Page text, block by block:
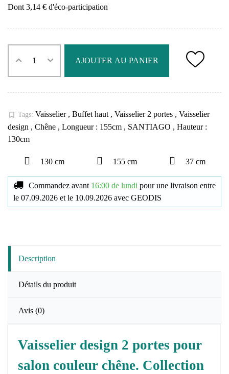
Dont 3,14 € d'éco-participation
AJOUTER AU PANIER
bookmark_border Tags: Vaisselier , Buffet haut , Vaisselier 2 portes , Vaisselier
design , Chêne , Longueur : 155cm , SANTIAGO , Hauteur :
130cm
130 cm 155 cm 37 cm
Commandez avant 16:00 de lundi pour une livraison entre
le 07.09.2026 et le 10.09.2026 avec GEODIS
Description
Détails du produit
Avis (0)
Vaisselier design 2 portes pour
salon couleur chêne. Collection